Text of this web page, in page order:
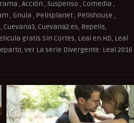
, Acción , Suspenso , Comedia ,
, Gnula , Pelisplanet , Pelishouse ,
Cuevana2.es, Repelis,
gratis Sin Cortes, Leal en HD, Leal
ver La serie Divergente: Leal 2016